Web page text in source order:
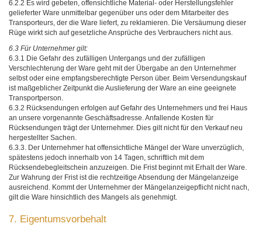
6.2.2 Es wird gebeten, offensichtliche Material- oder Herstellungsfehler
gelieferter Ware unmittelbar gegenüber uns oder dem Mitarbeiter des
Transporteurs, der die Ware liefert, zu reklamieren. Die Versäumung dieser
Rüge wirkt sich auf gesetzliche Ansprüche des Verbrauchers nicht aus.
6.3 Für Unternehmer gilt:
6.3.1 Die Gefahr des zufälligen Untergangs und der zufälligen
Verschlechterung der Ware geht mit der Übergabe an den Unternehmer
selbst oder eine empfangsberechtigte Person über. Beim Versendungskauf
ist maßgeblicher Zeitpunkt die Auslieferung der Ware an eine geeignete
Transportperson.
6.3.2 Rücksendungen erfolgen auf Gefahr des Unternehmers und frei Haus
an unsere vorgenannte Geschäftsadresse. Anfallende Kosten für
Rücksendungen trägt der Unternehmer. Dies gilt nicht für den Verkauf neu
hergestellter Sachen.
6.3.3. Der Unternehmer hat offensichtliche Mängel der Ware unverzüglich,
spätestens jedoch innerhalb von 14 Tagen, schriftlich mit dem
Rücksendebegleitschein anzuzeigen. Die Frist beginnt mit Erhalt der Ware.
Zur Wahrung der Frist ist die rechtzeitige Absendung der Mängelanzeige
ausreichend. Kommt der Unternehmer der Mängelanzeigepflicht nicht nach,
gilt die Ware hinsichtlich des Mangels als genehmigt.
7. Eigentumsvorbehalt